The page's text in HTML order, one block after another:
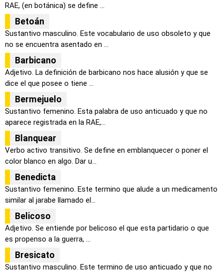
RAE, (en botánica) se define ...
Betoán
Sustantivo masculino. Este vocabulario de uso obsoleto y que
no se encuentra asentado en ...
Barbicano
Adjetivo. La definición de barbicano nos hace alusión y que se
dice el que posee o tiene ...
Bermejuelo
Sustantivo femenino. Esta palabra de uso anticuado y que no
aparece registrada en la RAE,...
Blanquear
Verbo activo transitivo. Se define en emblanquecer o poner el
color blanco en algo. Dar u...
Benedicta
Sustantivo femenino. Este termino que alude a un medicamento
similar al jarabe llamado el...
Belicoso
Adjetivo. Se entiende por belicoso el que esta partidario o que
es propenso a la guerra, ...
Bresicato
Sustantivo masculino. Este termino de uso anticuado y que no